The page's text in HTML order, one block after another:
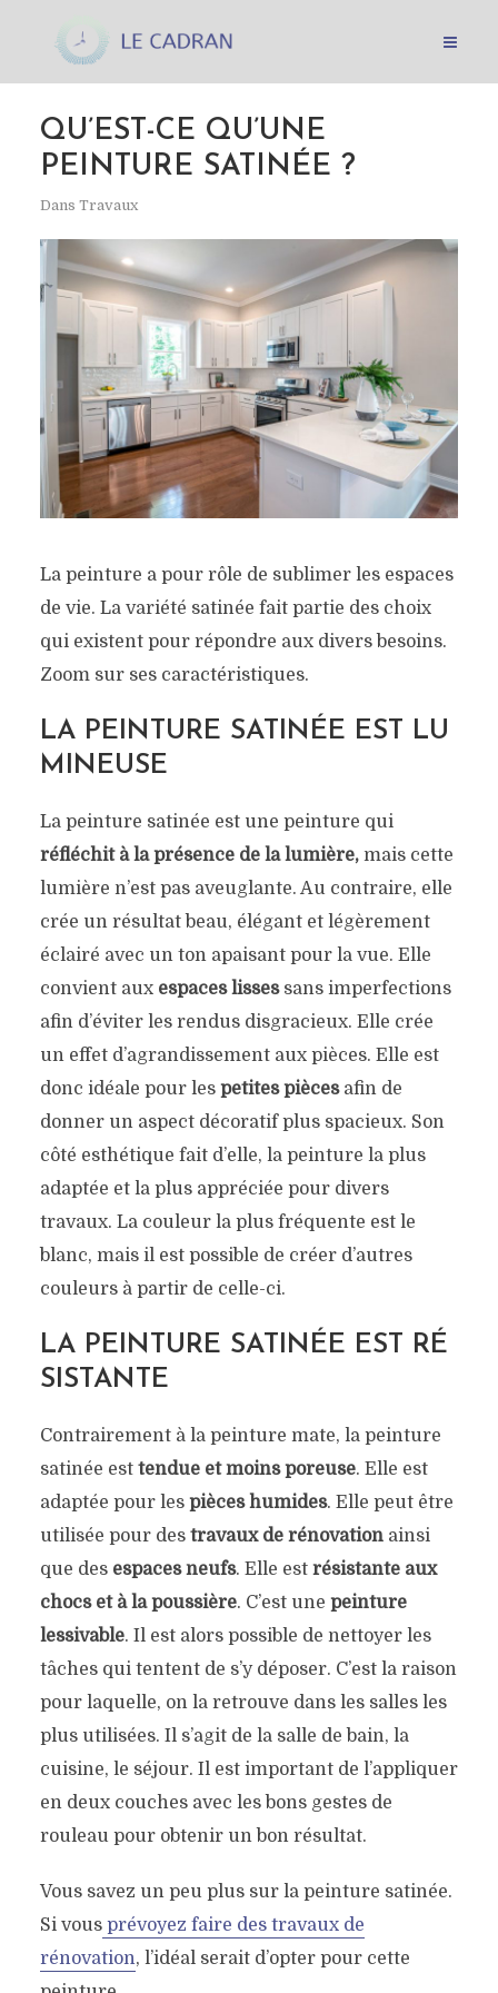
QU’EST-CE QU’UNE
PEINTURE SATINÉE ?
Dans Travaux
La peinture a pour rôle de sublimer les espaces
de vie. La variété satinée fait partie des choix
qui existent pour répondre aux divers besoins.
Zoom sur ses caractéristiques.
LA PEINTURE SATINÉE EST LU
MINEUSE
La peinture satinée est une peinture qui
réfléchit à la présence de la lumière, mais cette
lumière n’est pas aveuglante. Au contraire, elle
crée un résultat beau, élégant et légèrement
éclairé avec un ton apaisant pour la vue. Elle
convient aux espaces lissessans imperfections
afin d’éviter les rendus disgracieux. Elle crée
un effet d’agrandissement aux pièces. Elle est
donc idéale pour les petites piècesafin de
donner un aspect décoratif plus spacieux. Son
côté esthétique fait d’elle, la peinture la plus
adaptée et la plus appréciée pour divers
travaux. La couleur la plus fréquente est le
blanc, mais il est possible de créer d’autres
couleurs à partir de celle-ci.
LA PEINTURE SATINÉE EST RÉ
SISTANTE
Contrairement à la peinture mate, la peinture
satinée est tendue et moins poreuse. Elle est
adaptée pour les pièces humides. Elle peut être
utilisée pour des travaux de rénovationainsi
que des espaces neufs. Elle est résistante aux
chocs et à la poussière. C’est une peinture
lessivable. Il est alors possible de nettoyer les
tâches qui tentent de s’y déposer. C’est la raison
pour laquelle, on la retrouve dans les salles les
plus utilisées. Il s’agit de la salle de bain, la
cuisine, le séjour. Il est important de l’appliquer
en deux couches avec les bons gestes de
rouleau pour obtenir un bon résultat.
Vous savez un peu plus sur la peinture satinée.
Si vousprévoyez faire des travaux de
rénovation, l’idéal serait d’opter pour cette